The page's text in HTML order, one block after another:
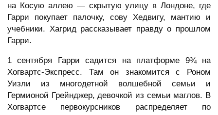
на Косую аллею — скрытую улицу в Лондоне, где
Гарри покупает палочку, сову Хедвигу, мантию и
учебники. Хагрид рассказывает правду о прошлом
Гарри.
1 сентября Гарри садится на платформе 9¾ на
Хогвартс-Экспресс. Там он знакомится с Роном
Уизли из многодетной волшебной семьи и
Гермионой Грейнджер, девочкой из семьи маглов. В
Хогвартсе первокурсников распределяет по